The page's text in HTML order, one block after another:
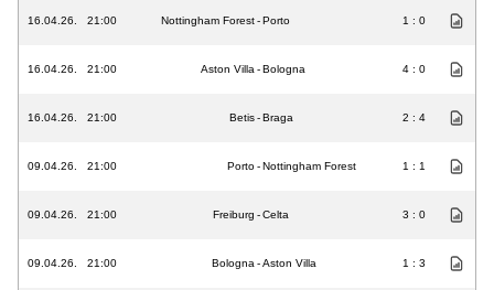
16.04.26. 21:00 Nottingham Forest-Porto 1 : 0
16.04.26. 21:00 Aston Villa -Bologna 4 : 0
16.04.26. 21:00 Betis-Braga 2 : 4
09.04.26. 21:00 Porto-Nottingham Forest 1 : 1
09.04.26. 21:00 Freiburg -Celta 3 : 0
09.04.26. 21:00 Bologna -Aston Villa 1 : 3